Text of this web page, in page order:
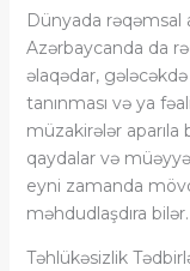
Dünyada rəqəmsal
Azərbaycanda da
əlaqədar,
tanınması və ya
müzakirələr aparıla
qaydalar və
eyni zamanda
məhdudlaşdıra bilər.
Təhlükəsizlik